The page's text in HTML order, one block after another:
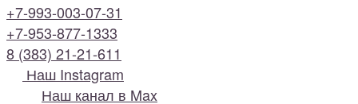
+7-993-003-07-31
+7-953-877-1333
8 (383) 21-21-611
Наш Instagram
Наш канал в Max